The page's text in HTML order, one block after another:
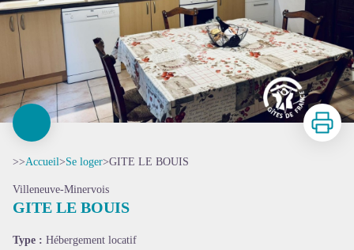
Imprimer
>>Accueil>Se loger>GITE LE BOUIS
Villeneuve-Minervois
GITE LE BOUIS
Type : Hébergement locatif